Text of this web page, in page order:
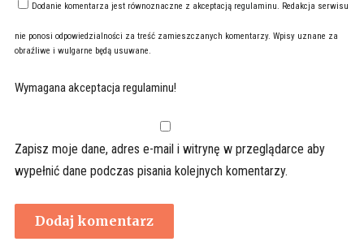
Dodanie komentarza jest równoznaczne z akceptacją regulaminu. Redakcja serwisu
nie ponosi odpowiedzialności za treść zamieszczanych komentarzy. Wpisy uznane za
obraźliwe i wulgarne będą usuwane.
Wymagana akceptacja regulaminu!
Zapisz moje dane, adres e-mail i witrynę w przeglądarce aby
wypełnić dane podczas pisania kolejnych komentarzy.